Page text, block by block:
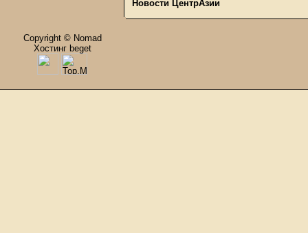
Новости ЦентрАзии
Copyright © Nomad
Хостинг beget